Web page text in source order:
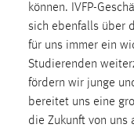
können. IVFP-
sich ebenfalls über
für uns immer ein
Studierenden
fördern wir junge
bereitet uns eine
die Zukunft von uns
Name:
site-language-
Zweck:
Das Cookie
Cookie Laufzeit: